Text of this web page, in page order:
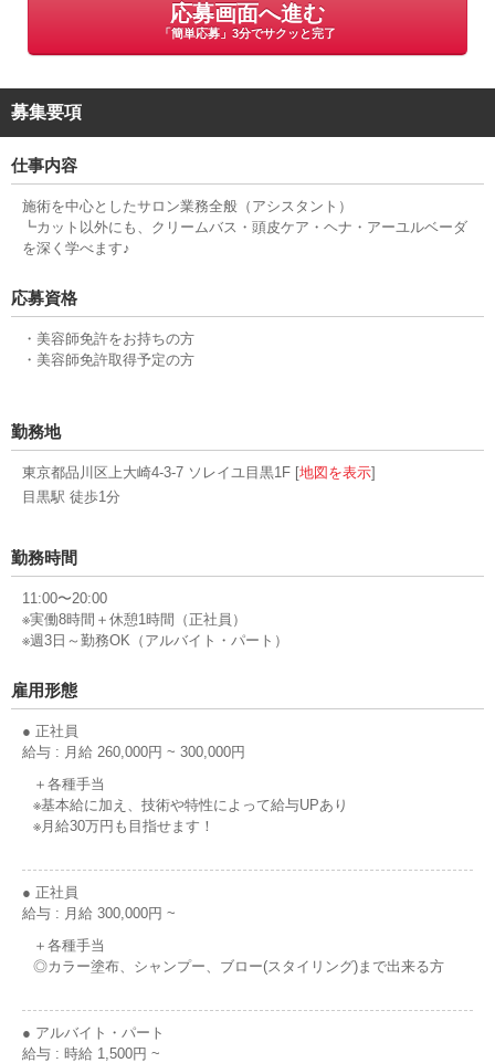
応募画面へ進む
「簡単応募」3分でサクッと完了
募集要項
仕事内容
施術を中心としたサロン業務全般（アシスタント）
┗カット以外にも、クリームバス・頭皮ケア・ヘナ・アーユルベーダ
を深く学べます♪
応募資格
・美容師免許をお持ちの方
・美容師免許取得予定の方
勤務地
東京都品川区上大崎4-3-7 ソレイユ目黒1F [地図を表示]
目黒駅 徒歩1分
勤務時間
11:00〜20:00
※実働8時間＋休憩1時間（正社員）
※週3日～勤務OK（アルバイト・パート）
雇用形態
● 正社員
給与 : 月給 260,000円 ~ 300,000円
＋各種手当
※基本給に加え、技術や特性によって給与UPあり
※月給30万円も目指せます！
● 正社員
給与 : 月給 300,000円 ~
＋各種手当
◎カラー塗布、シャンプー、ブロー(スタイリング)まで出来る方
● アルバイト・パート
給与 : 時給 1,500円 ~